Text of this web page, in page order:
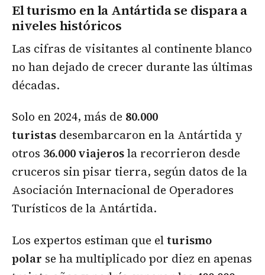
El turismo en la Antártida se dispara a
niveles históricos
Las cifras de visitantes al continente blanco
no han dejado de crecer durante las últimas
décadas.
Solo en 2024, más de 80.000
turistas desembarcaron en la Antártida y
otros 36.000 viajerosla recorrieron desde
cruceros sin pisar tierra, según datos de la
Asociación Internacional de Operadores
Turísticos de la Antártida.
Los expertos estiman que elturismo
polar se ha multiplicado por diez en apenas